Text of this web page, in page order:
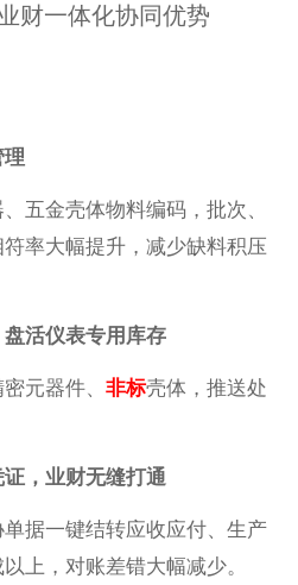
财一体化协同优势
五金壳体物料编码，批次、
率大幅提升，减少缺料积压
活仪表专用库存
元器件、 非标壳体，推送处
，业财无缝打通
据一键结转应收应付、生产
上，对账差错大幅减少。